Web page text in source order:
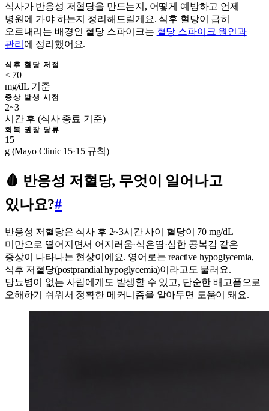
식사가 반응성 저혈당을 만드는지, 어떻게 예방하고 언제
병원에 가야 하는지 정리해드릴게요. 식후 혈당이 급히
오르내리는 배경인 혈당 스파이크는 혈당 스파이크 원인과
관리 에 정리했어요.
식후 혈당 저점
< 70
mg/dL 기준
증상 발생 시점
2~3
시간 후 (식사 종료 기준)
회복 권장 당류
15
g (Mayo Clinic 15·15 규칙)
🩸 반응성 저혈당, 무엇이 일어나고
있나요?#
반응성 저혈당은 식사 후 2~3시간 사이 혈당이 70 mg/dL
미만으로 떨어지면서 어지러움·식은땀·심한 공복감 같은
증상이 나타나는 현상이에요. 영어로는 reactive hypoglycemia,
식후 저혈당(postprandial hypoglycemia)이라고도 불러요.
당뇨병이 없는 사람에게도 발생할 수 있고, 단순한 배고픔으로
오해하기 쉬워서 정확한 메커니즘을 알아두면 도움이 돼요.